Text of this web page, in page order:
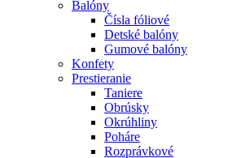
Balóny
Čísla fóliové
Detské balóny
Gumové balóny
Konfety
Prestieranie
Taniere
Obrúsky
Okrúhliny
Poháre
Rozprávkové